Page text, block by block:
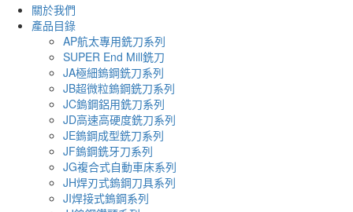
關於我們
產品目錄
AP航太專用銑刀系列
SUPER End Mill銑刀
JA極細鎢鋼銑刀系列
JB超微粒鎢鋼銑刀系列
JC鎢鋼鋁用銑刀系列
JD高速高硬度銑刀系列
JE鎢鋼成型銑刀系列
JF鎢鋼銑牙刀系列
JG複合式自動車床系列
JH焊刃式鎢鋼刀具系列
JI焊接式鎢鋼系列